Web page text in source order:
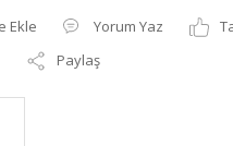
Yorum Yaz
Paylaş